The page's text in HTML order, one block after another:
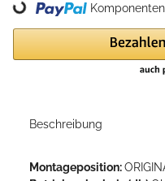
Loading...
Beschreibung
Montageposition: